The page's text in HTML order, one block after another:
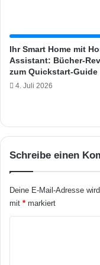
t
v
i
e
l
e
z
i
a
i
n
e
c
a
n
o
s
i
t
Ihr Smart Home mit
Assistant: Bücher-
zum Quickstart-Guide
4. Juli 2026
Schreibe einen
Deine E-Mail-Adresse
mit * markiert